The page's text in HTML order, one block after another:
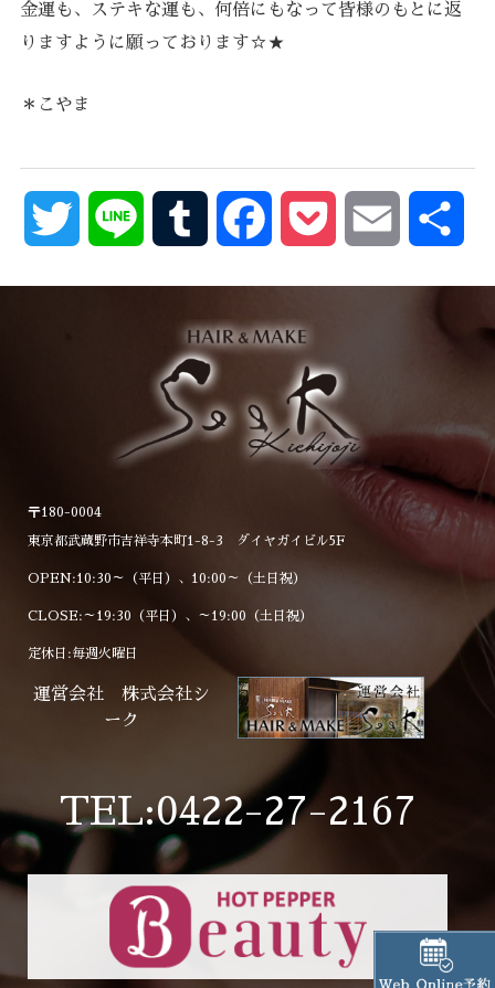
金運も、ステキな運も、何倍にもなって皆様のもとに返
りますように願っております☆★
＊こやま
Twitter Line Tumblr FacebookPocket Email
〒180-0004
東京都武蔵野市吉祥寺本町1-8-3 ダイヤガイビル5F
OPEN:10:30～（平日）、10:00～（土日祝）
CLOSE:～19:30（平日）、～19:00（土日祝）
定休日:毎週火曜日
運営会社 株式会社シ
ーク
TEL:0422-27-2167